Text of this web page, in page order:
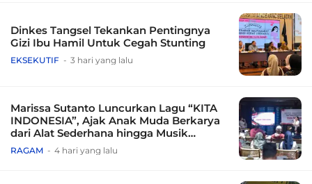
Dinkes Tangsel Tekankan Pentingnya
Gizi Ibu Hamil Untuk Cegah Stunting
EKSEKUTIF 3 hari yang lalu
Marissa Sutanto Luncurkan Lagu “KITA
INDONESIA”, Ajak Anak Muda Berkarya
dari Alat Sederhana hingga Musik
Tradisional
RAGAM 4 hari yang lalu